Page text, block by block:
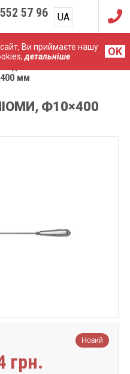
Ви приймаєте нашу
детальніше OK
57 96 UA
RU
мм
Ф10×400
Новий
грн.